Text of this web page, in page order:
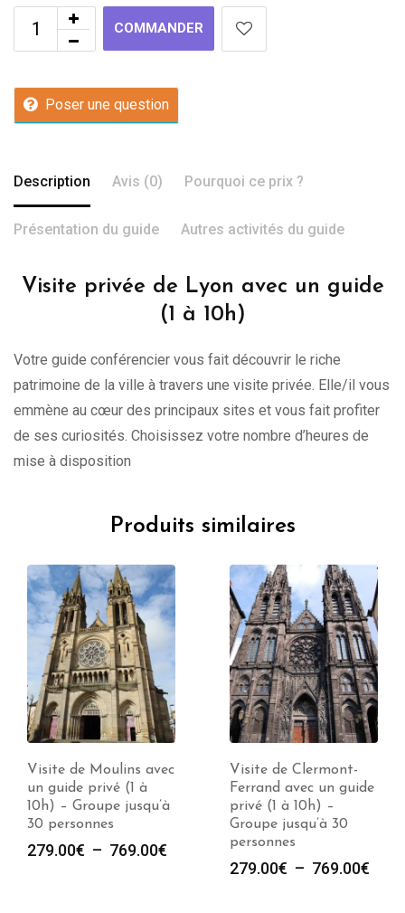
COMMANDER
Poser une question
Description Avis (0) Pourquoi ce prix ?
Présentation du guide Autres activités du guide
Visite privée de Lyon avec un guide
(1 à 10h)
Votre guide conférencier vous fait découvrir le riche
patrimoine de la ville à travers une visite privée. Elle/il vous
emmène au cœur des principaux sites et vous fait profiter
de ses curiosités. Choisissez votre nombre d’heures de
mise à disposition
Produits similaires
Visite de Moulins avec
un guide privé (1 à
10h) – Groupe jusqu’à
30 personnes
279.00€ – 769.00€
Visite de Clermont-
Ferrand avec un guide
privé (1 à 10h) –
Groupe jusqu’à 30
personnes
279.00€ – 769.00€